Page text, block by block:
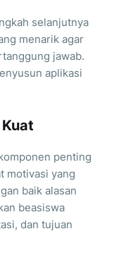
selanjutnya
menarik agar
jawab.
aplikasi
penting
motivasi yang
baik alasan
beasiswa
dan tujuan